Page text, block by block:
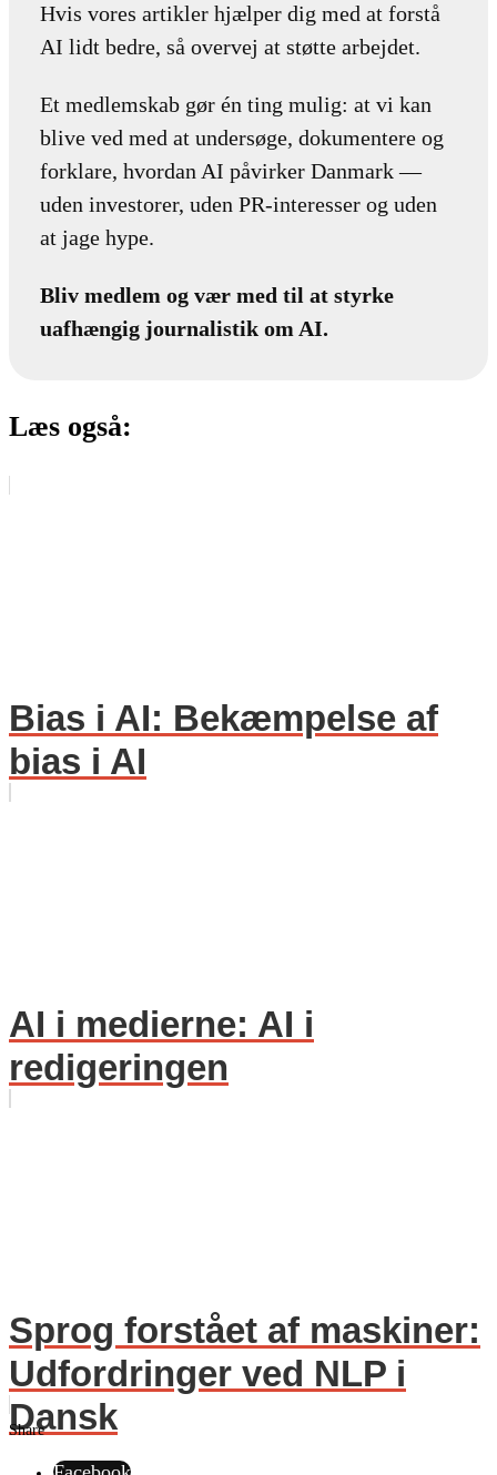
Hvis vores artikler hjælper dig med at forstå
AI lidt bedre, så overvej at støtte arbejdet.
Et medlemskab gør én ting mulig: at vi kan
blive ved med at undersøge, dokumentere og
forklare, hvordan AI påvirker Danmark —
uden investorer, uden PR-interesser og uden
at jage hype.
Bliv medlem og vær med til at styrke
uafhængig journalistik om AI.
Læs også:
Bias i AI: Bekæmpelse af
bias i AI
AI i medierne: AI i
redigeringen
Sprog forstået af maskiner:
Udfordringer ved NLP i
Dansk
Share